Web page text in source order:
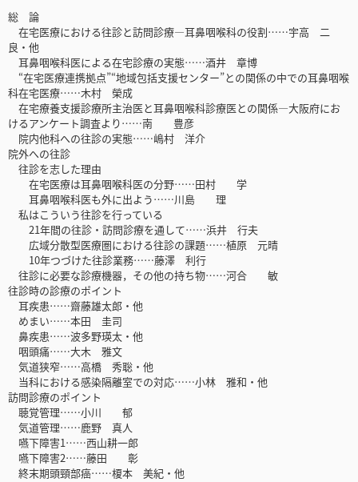
総 論
在宅医療における往診と訪問診療―耳鼻咽喉科の役割……宇高 二
良・他
耳鼻咽喉科医による在宅診療の実態……酒井 章博
“在宅医療連携拠点”“地域包括支援センター”との関係の中での耳鼻咽喉
科在宅医療……木村 榮成
在宅療養支援診療所主治医と耳鼻咽喉科診療医との関係―大阪府にお
けるアンケート調査より……南 豊彦
院内他科への往診の実態……嶋村 洋介
院外への往診
往診を志した理由
在宅医療は耳鼻咽喉科医の分野……田村 学
耳鼻咽喉科医も外に出よう……川島 理
私はこういう往診を行っている
21年間の往診・訪問診療を通して……浜井 行夫
広域分散型医療圏における往診の課題……植原 元晴
10年つづけた往診業務……藤澤 利行
往診に必要な診療機器，その他の持ち物……河合 敏
往診時の診療のポイント
耳疾患……齋藤雄太郎・他
めまい……本田 圭司
鼻疾患……波多野瑛太・他
咽頭痛……大木 雅文
気道狭窄……高橋 秀聡・他
当科における感染隔離室での対応……小林 雅和・他
訪問診療のポイント
聴覚管理……小川 郁
気道管理……鹿野 真人
嚥下障害1……西山耕一郎
嚥下障害2……藤田 彰
終末期頭頸部癌……榎本 美紀・他